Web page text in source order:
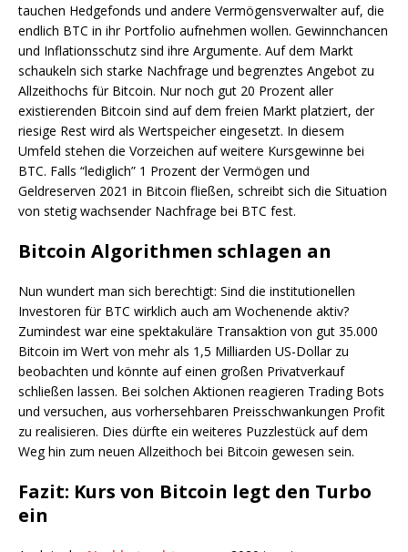
tauchen Hedgefonds und andere Vermögensverwalter auf, die
endlich BTC in ihr Portfolio aufnehmen wollen. Gewinnchancen
und Inflationsschutz sind ihre Argumente. Auf dem Markt
schaukeln sich starke Nachfrage und begrenztes Angebot zu
Allzeithochs für Bitcoin. Nur noch gut 20 Prozent aller
existierenden Bitcoin sind auf dem freien Markt platziert, der
riesige Rest wird als Wertspeicher eingesetzt. In diesem
Umfeld stehen die Vorzeichen auf weitere Kursgewinne bei
BTC. Falls “lediglich” 1 Prozent der Vermögen und
Geldreserven 2021 in Bitcoin fließen, schreibt sich die Situation
von stetig wachsender Nachfrage bei BTC fest.
Bitcoin Algorithmen schlagen an
Nun wundert man sich berechtigt: Sind die institutionellen
Investoren für BTC wirklich auch am Wochenende aktiv?
Zumindest war eine spektakuläre Transaktion von gut 35.000
Bitcoin im Wert von mehr als 1,5 Milliarden US-Dollar zu
beobachten und könnte auf einen großen Privatverkauf
schließen lassen. Bei solchen Aktionen reagieren Trading Bots
und versuchen, aus vorhersehbaren Preisschwankungen Profit
zu realisieren. Dies dürfte ein weiteres Puzzlestück auf dem
Weg hin zum neuen Allzeithoch bei Bitcoin gewesen sein.
Fazit: Kurs von Bitcoin legt den Turbo
ein